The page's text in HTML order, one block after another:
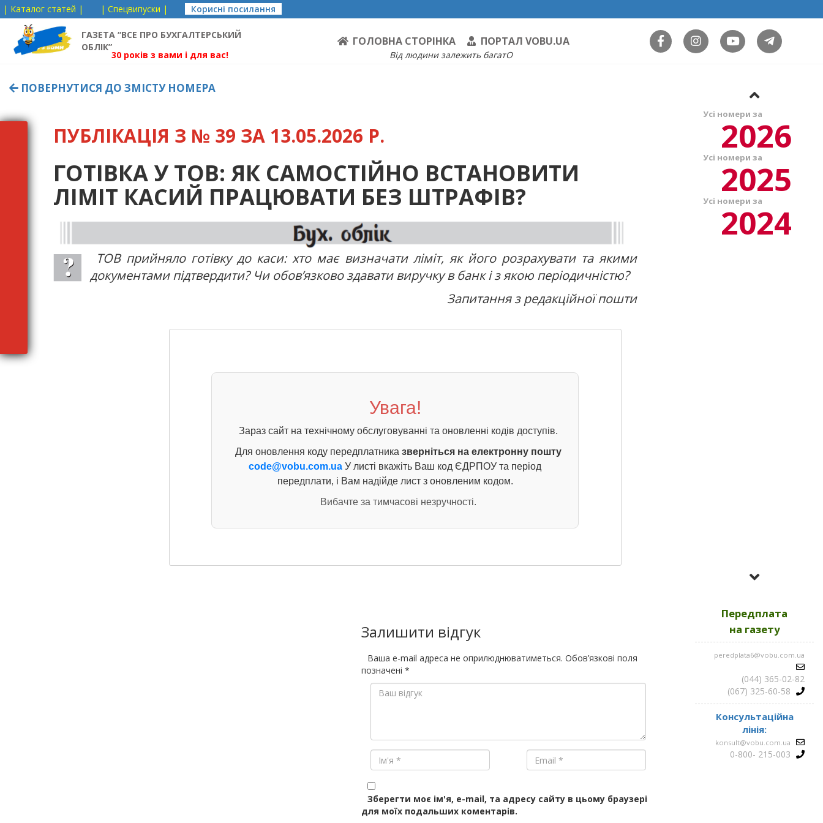
| Каталог статей | | Спецвипуски | Корисні посилання
ГАЗЕТА “ВСЕ ПРО БУХГАЛТЕРСЬКИЙ
ОБЛІК”
ГОЛОВНА СТОРІНКА ПОРТАЛ VOBU.UA
30 років з вами і для вас! Від людини залежить багатО
ПОВЕРНУТИСЯ ДО ЗМІСТУ НОМЕРА
ПУБЛІКАЦІЯ З № 39 ЗА 13.05.2026 Р.
ГОТІВКА У ТОВ: ЯК САМОСТІЙНО ВСТАНОВИТИ
ЛІМІТ КАСИЙ ПРАЦЮВАТИ БЕЗ ШТРАФІВ?
ТОВ прийняло готівку до каси: хто має визначати ліміт, як його розрахувати та якими
документами підтвердити? Чи обов’язково здавати виручку в банк і з якою періодичністю?
Запитання з редакційної пошти
Увага!
Зараз сайт на технічному обслуговуванні та оновленні кодів доступів.
Для оновлення коду передплатника зверніться на електронну пошту
code@vobu.com.ua У листі вкажіть Ваш код ЄДРПОУ та період
передплати, і Вам надійде лист з оновленим кодом.
Вибачте за тимчасові незручності.
Залишити відгук
Ваша e-mail адреса не оприлюднюватиметься. Обов’язкові поля
позначені *
Зберегти моє ім'я, e-mail, та адресу сайту в цьому браузері
для моїх подальших коментарів.
Усі номери за
2026
Усі номери за
2025
Усі номери за
2024
2023
Усі номери за
2022
Усі номери за
2021
Передплата
на газету
peredplata6@vobu.com.ua
(044) 365-02-82
(067) 325-60-58
Консультаційна
лінія:
konsult@vobu.com.ua
0-800- 215-003